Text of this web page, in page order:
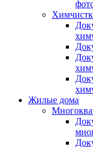
Жилые дома